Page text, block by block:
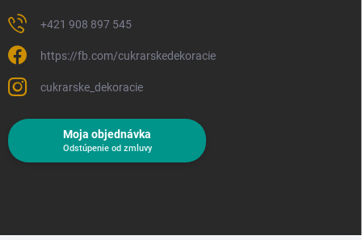
+421 908 897 545
https://fb.com/cukrarskedekoracie
cukrarske_dekoracie
Moja objednávka
Odstúpenie od zmluvy